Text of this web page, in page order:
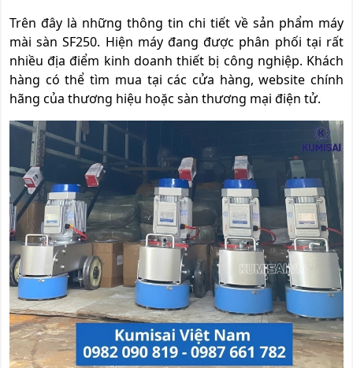
Trên đây là những thông tin chi tiết về sản phẩm máy
mài sàn SF250. Hiện máy đang được phân phối tại rất
nhiều địa điểm kinh doanh thiết bị công nghiệp. Khách
hàng có thể tìm mua tại các cửa hàng, website chính
hãng của thương hiệu hoặc sàn thương mại điện tử.